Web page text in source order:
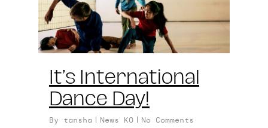
It’s International
Dance Day!
By tansha News KO No Comments